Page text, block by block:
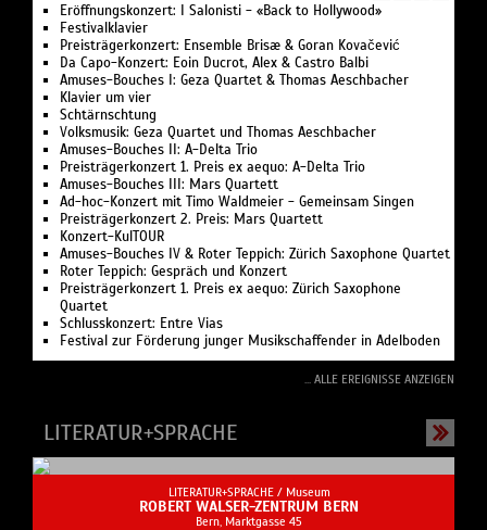
Eröffnungskonzert: I Salonisti - «Back to Hollywood»
Festivalklavier
Preisträgerkonzert: Ensemble Brisæ & Goran Kovačević
Da Capo-Konzert: Eoin Ducrot, Alex & Castro Balbi
Amuses-Bouches I: Geza Quartet & Thomas Aeschbacher
Klavier um vier
Schtärnschtung
Volksmusik: Geza Quartet und Thomas Aeschbacher
Amuses-Bouches II: A-Delta Trio
Preisträgerkonzert 1. Preis ex aequo: A-Delta Trio
Amuses-Bouches III: Mars Quartett
Ad-hoc-Konzert mit Timo Waldmeier - Gemeinsam Singen
Preisträgerkonzert 2. Preis: Mars Quartett
Konzert-KulTOUR
Amuses-Bouches IV & Roter Teppich: Zürich Saxophone Quartet
Roter Teppich: Gespräch und Konzert
Preisträgerkonzert 1. Preis ex aequo: Zürich Saxophone
Quartet
Schlusskonzert: Entre Vias
Festival zur Förderung junger Musikschaffender in Adelboden
... ALLE EREIGNISSE ANZEIGEN
LITERATUR+SPRACHE
LITERATUR+SPRACHE / Museum
ROBERT WALSER-ZENTRUM BERN
Bern, Marktgasse 45